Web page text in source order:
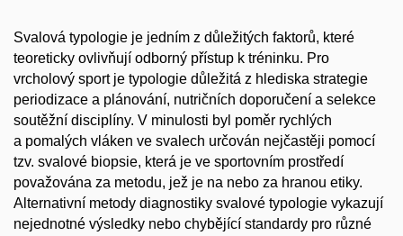
Svalová typologie je jedním z důležitých faktorů, které
teoreticky ovlivňují odborný přístup k tréninku. Pro
vrcholový sport je typologie důležitá z hlediska strategie
periodizace a plánování, nutričních doporučení a selekce
soutěžní disciplíny. V minulosti byl poměr rychlých
a pomalých vláken ve svalech určován nejčastěji pomocí
tzv. svalové biopsie, která je ve sportovním prostředí
považována za metodu, jež je na nebo za hranou etiky.
Alternativní metody diagnostiky svalové typologie vykazují
nejednotné výsledky nebo chybějící standardy pro různé